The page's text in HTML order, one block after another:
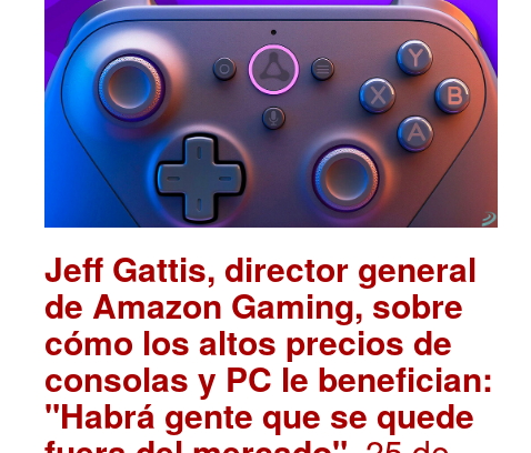
Jeff Gattis, director general
de Amazon Gaming, sobre
cómo los altos precios de
consolas y PC le benefician:
"Habrá gente que se quede